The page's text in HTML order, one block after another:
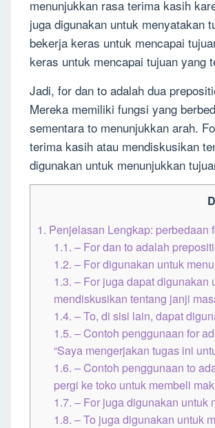
menunjukkan rasa terima kasih
juga digunakan untuk menyatakan
bekerja keras untuk mencapai
keras untuk mencapai tujuan yang
Jadi, for dan to adalah dua
Mereka memiliki fungsi yang
sementara to menunjukkan arah.
terima kasih atau mendiskusikan
digunakan untuk menunjukkan
1. Penjelasan Lengkap: perbedaan
1.1. – For dan to adalah
1.2. – For digunakan untuk
1.3. – For juga dapat digunakan
mendiskusikan tentang janji
1.4. – To, di sisi lain, dapat
1.5. – Contoh penggunaan for
“Saya mengerjakan tugas ini
1.6. – Contoh penggunaan to
pergi ke toko untuk membeli
1.7. – For juga digunakan untuk
1.8. – To juga digunakan untuk